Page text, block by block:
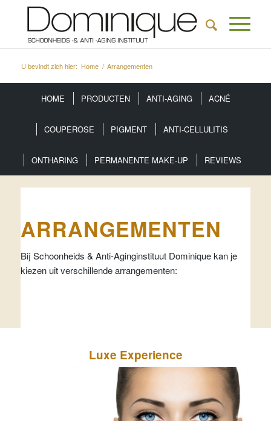
U bevindt zich hier: Home / Arrangementen
HOME PRODUCTEN ANTI-AGING ACNÉ
COUPEROSE PIGMENT ANTI-CELLULITIS
ONTHARING PERMANENTE MAKE-UP REVIEWS
ARRANGEMENTEN
Bij Schoonheids & Anti-Aginginstituut Dominique kan je
kiezen uit verschillende arrangementen:
Luxe Experience